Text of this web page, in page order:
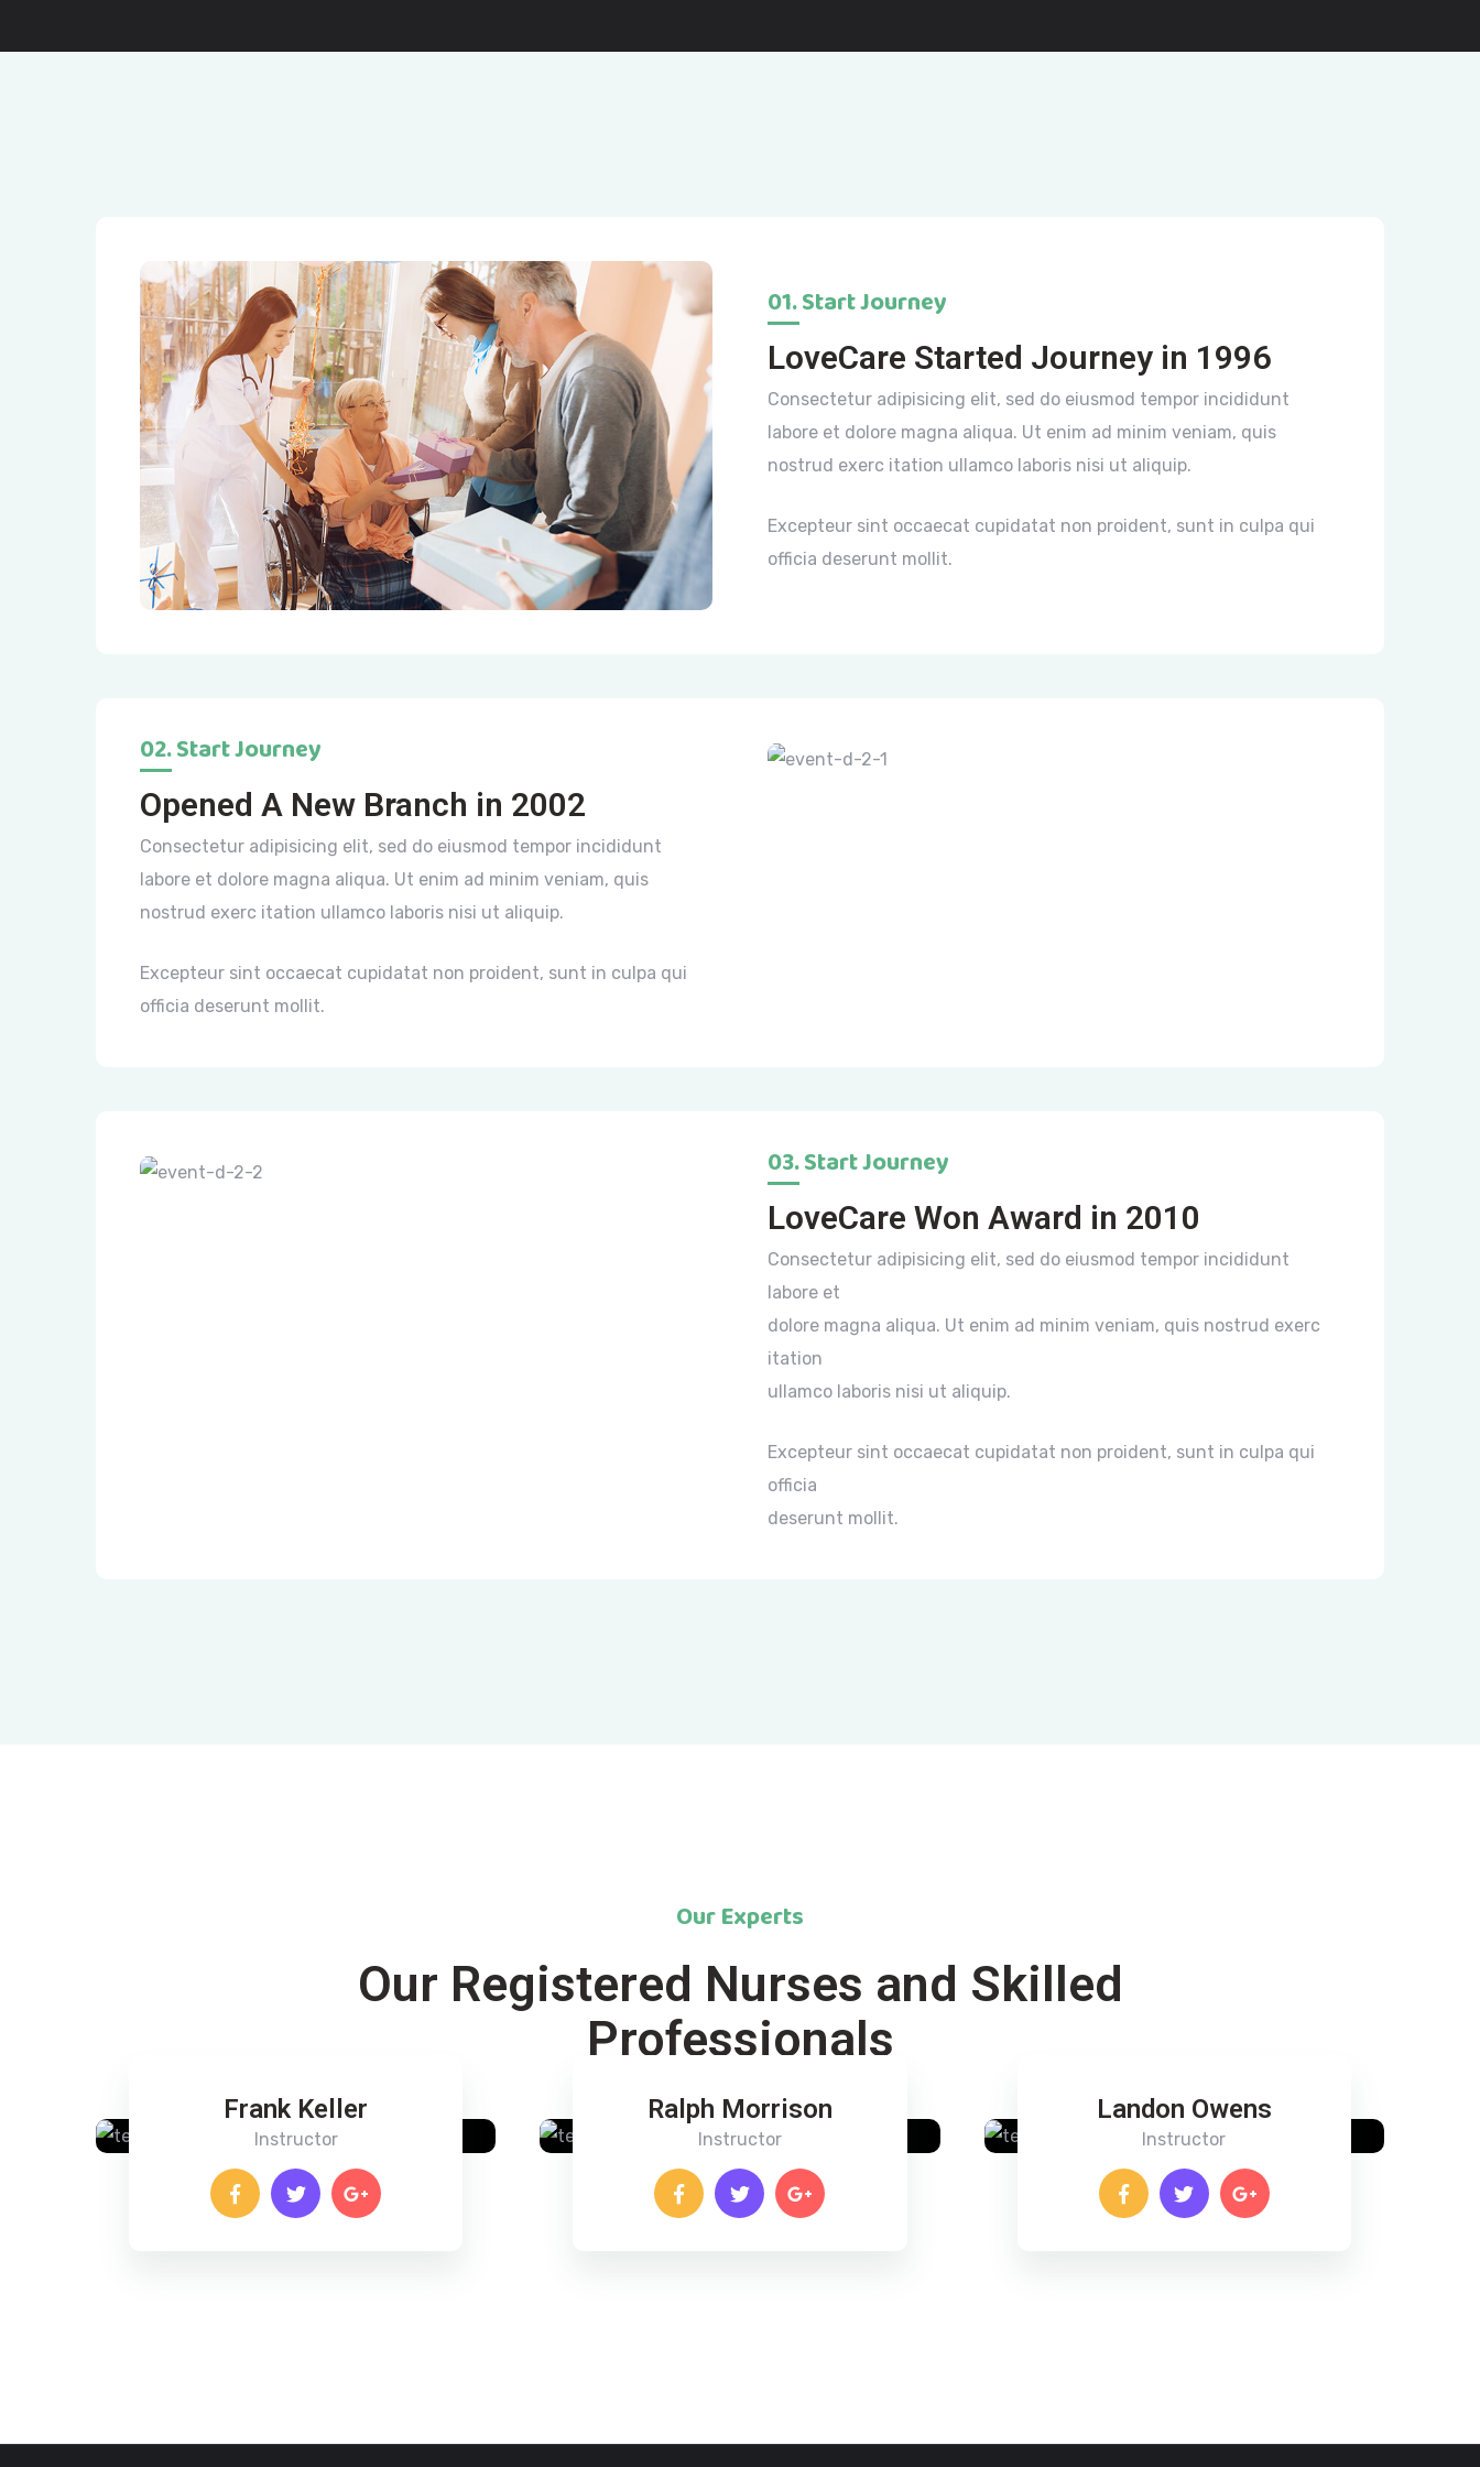
01. Start Journey
LoveCare Started Journey in 1996
Consectetur adipisicing elit, sed do eiusmod tempor incididunt
labore et dolore magna aliqua. Ut enim ad minim veniam, quis
nostrud exerc itation ullamco laboris nisi ut aliquip.
Excepteur sint occaecat cupidatat non proident, sunt in culpa qui
officia deserunt mollit.
02. Start Journey
Opened A New Branch in 2002
Consectetur adipisicing elit, sed do eiusmod tempor incididunt
labore et dolore magna aliqua. Ut enim ad minim veniam, quis
nostrud exerc itation ullamco laboris nisi ut aliquip.
Excepteur sint occaecat cupidatat non proident, sunt in culpa qui
officia deserunt mollit.
03. Start Journey
LoveCare Won Award in 2010
Consectetur adipisicing elit, sed do eiusmod tempor incididunt
labore et
dolore magna aliqua. Ut enim ad minim veniam, quis nostrud exerc
itation
ullamco laboris nisi ut aliquip.
Excepteur sint occaecat cupidatat non proident, sunt in culpa qui
officia
deserunt mollit.
Our Experts
Our Registered Nurses and Skilled
Professionals
Frank Keller
Instructor
Ralph Morrison
Instructor
Landon Owens
Instructor